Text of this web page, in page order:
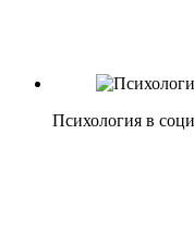
Психология в